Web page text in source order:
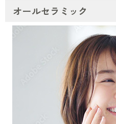
オールセラミック